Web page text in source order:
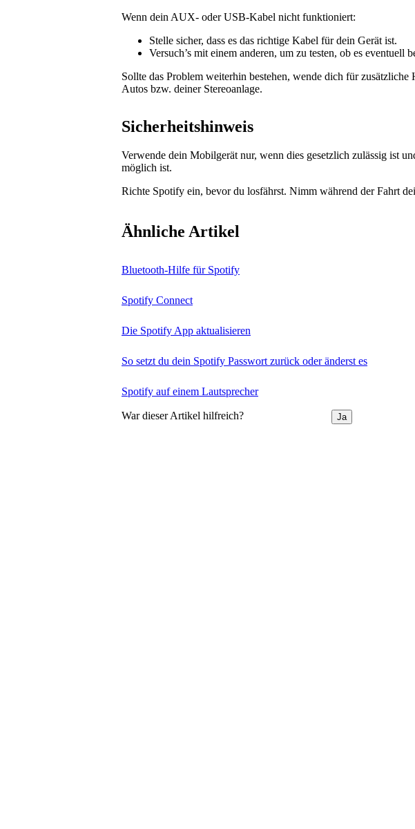
Wenn dein AUX- oder USB-Kabel nicht funktioniert:
Stelle sicher, dass es das richtige Kabel für dein Gerät ist.
Versuch’s mit einem anderen, um zu testen, ob es eventuell
Sollte das Problem weiterhin bestehen, wende dich für zusätzliche
Autos bzw. deiner Stereoanlage.
Sicherheitshinweis
Verwende dein Mobilgerät nur, wenn dies gesetzlich zulässig ist
möglich ist.
Richte Spotify ein, bevor du losfährst. Nimm während der Fahrt
Ähnliche Artikel
Bluetooth-Hilfe für Spotify
Spotify Connect
Die Spotify App aktualisieren
So setzt du dein Spotify Passwort zurück oder änderst es
Spotify auf einem Lautsprecher
War dieser Artikel hilfreich? Ja